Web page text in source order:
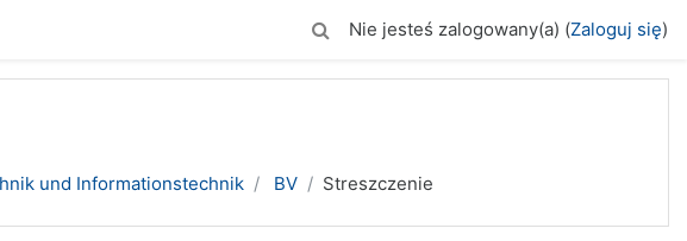
Nie jesteś zalogowany(a) (Zaloguj się)
und Informationstechnik BV Streszczenie